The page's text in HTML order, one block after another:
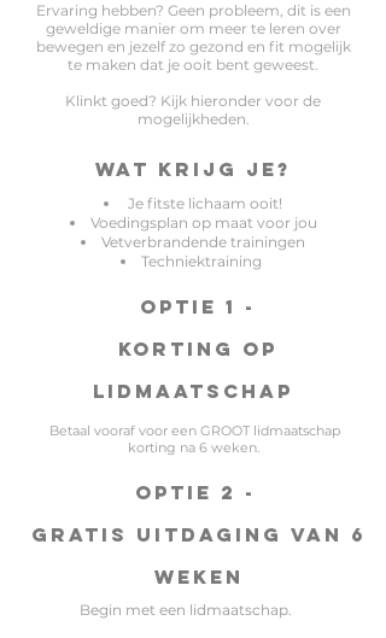
Ervaring hebben? Geen probleem, dit is een
geweldige manier om meer te leren over
bewegen en jezelf zo gezond en fit mogelijk
te maken dat je ooit bent geweest.
Klinkt goed? Kijk hieronder voor de
mogelijkheden.
Wat krijg je?
Je fitste lichaam ooit!
Voedingsplan op maat voor jou
Vetverbrandende trainingen
Techniektraining
OPTIE 1 -
KORTING OP
LIDMAATSCHAP
Betaal vooraf voor een GROOT lidmaatschap
korting na 6 weken.
OPTIE 2 -
GRATIS UITDAGING VAN 6
WEKEN
Begin met een lidmaatschap.